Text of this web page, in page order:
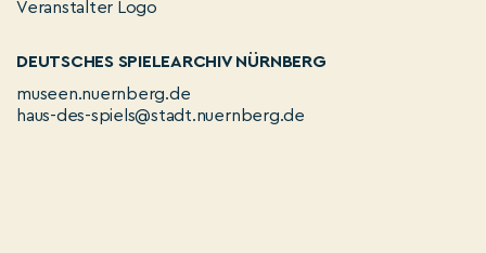
DEUTSCHES SPIELEARCHIV NÜRNBERG
museen.nuernberg.de
haus-des-spiels@stadt.nuernberg.de